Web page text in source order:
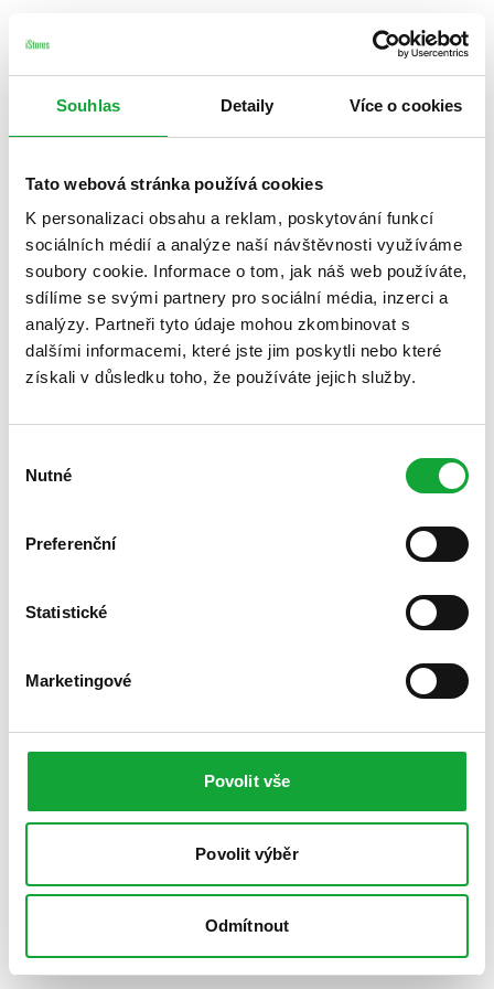
Souhlas Detaily Více o cookies
Tato webová stránka používá cookies
K personalizaci obsahu a reklam, poskytování funkcí
sociálních médií a analýze naší návštěvnosti využíváme
soubory cookie. Informace o tom, jak náš web používáte,
sdílíme se svými partnery pro sociální média, inzerci a
analýzy. Partneři tyto údaje mohou zkombinovat s
dalšími informacemi, které jste jim poskytli nebo které
získali v důsledku toho, že používáte jejich služby.
souhlasu
Nutné
Preferenční
Statistické
Marketingové
Povolit vše
Povolit výběr
Odmítnout